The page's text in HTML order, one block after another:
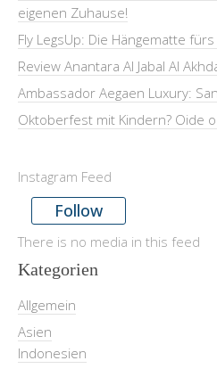
eigenen Zuhause!
Fly LegsUp: Die Hängematte fürs
Review Anantara Al Jabal Al
Ambassador Aegaen Luxury:
Oktoberfest mit Kindern? Oide
Instagram Feed
Follow
There is no media in this feed
Kategorien
Allgemein
Asien
Indonesien